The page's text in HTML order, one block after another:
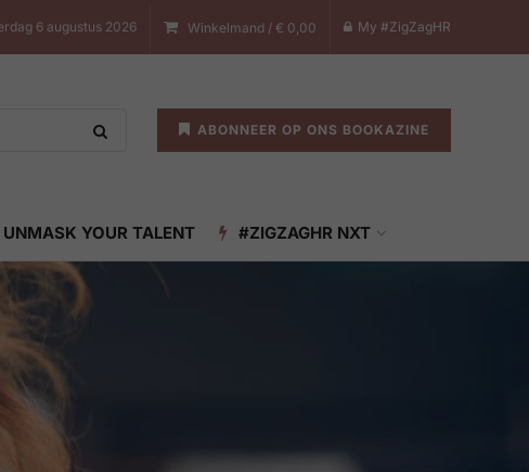
6 augustus 2026 Winkelmand / € 0,00 My #ZigZagHR
ABONNEER OP ONS BOOKAZINE
UNMASK YOUR TALENT #ZIGZAGHR NXT